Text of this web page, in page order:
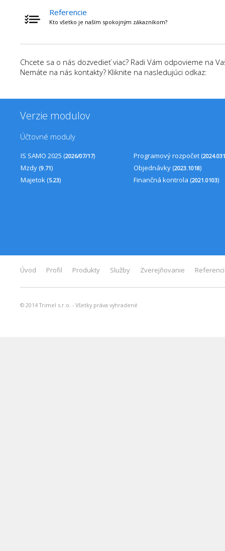
Referencie
Kto všetko je naším spokojným zákazníkom?
Chcete sa o nás dozvedieť viac? Radi Vám odpovieme na
Nemáte na nás kontakty? Kliknite na nasledujúci odkaz:
Verzie modulov
Účtovné moduly
IS SAMO 2025 (2026/07/17) Programový rozpočet (
Mzdy (9.71) Objednávky (2023.1018)
Majetok (5.23) Finančná kontrola (2021.0103)
Úvod Profil Produkty Služby Zverejňovanie
© 2014 Trimel s.r.o. - Všetky práva vyhradené